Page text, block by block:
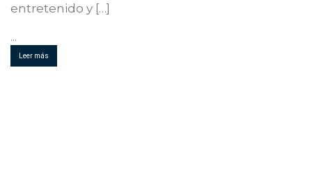
entretenido y […]
...
Leer más